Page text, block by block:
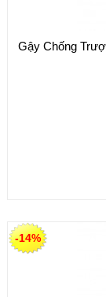
Gậy Chống
-14%